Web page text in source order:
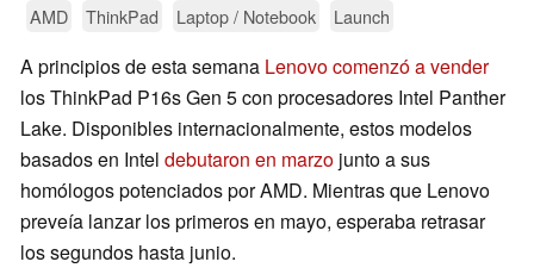
AMD ThinkPad Laptop / Notebook Launch
A principios de esta semana Lenovo comenzó a vender
los ThinkPad P16s Gen 5 con procesadores Intel Panther
Lake. Disponibles internacionalmente, estos modelos
basados en Intel debutaron en marzo junto a sus
homólogos potenciados por AMD. Mientras que Lenovo
preveía lanzar los primeros en mayo, esperaba retrasar
los segundos hasta junio.